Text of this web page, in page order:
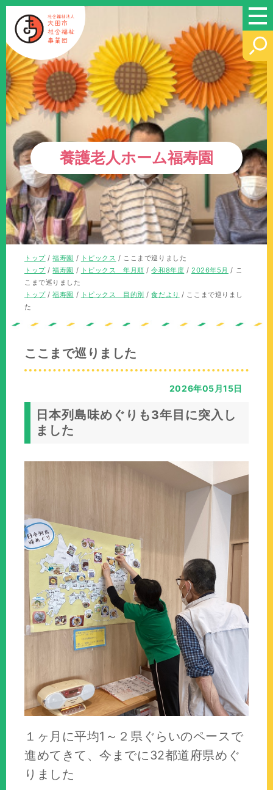
このページの本文へ
養護老人ホーム福寿園
現
在
の
位
置：
トップ/福寿園 / トピックス / ここまで巡りました
現
在
の
位
トップ/福寿園 / トピックス 年月順 /令和8年度 / 2026年5月 / こ
こまで巡りました
現
在
トップ/福寿園 / トピックス 目的別 /食だより / ここまで巡りまし
た
ここまで巡りました
2026年05月15日
日本列島味めぐりも3年目に突入し
ました
１ヶ月に平均1～２県ぐらいのペースで
進めてきて、今までに32都道府県めぐ
りました